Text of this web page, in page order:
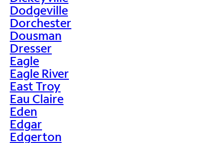
Dodgeville
Dorchester
Dousman
Dresser
Eagle
Eagle River
East Troy
Eau Claire
Eden
Edgar
Edgerton